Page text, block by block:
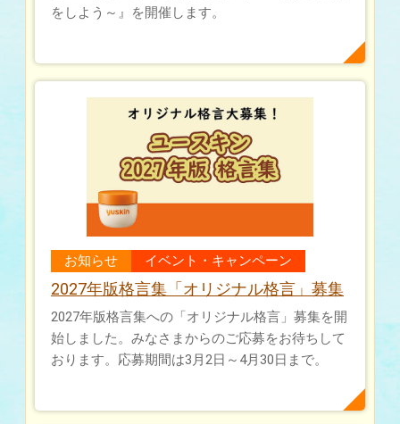
をしよう～』を開催します。
お知らせ イベント・キャンペーン
2027年版格言集「オリジナル格言」募集
2027年版格言集への「オリジナル格言」募集を開
始しました。みなさまからのご応募をお待ちして
おります。応募期間は3月2日～4月30日まで。